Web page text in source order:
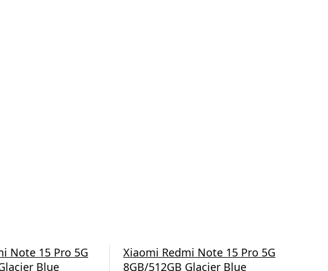
Note 15 Pro 5G
Blue
Xiaomi Redmi Note 15 Pro 5G
8GB/512GB Glacier Blue